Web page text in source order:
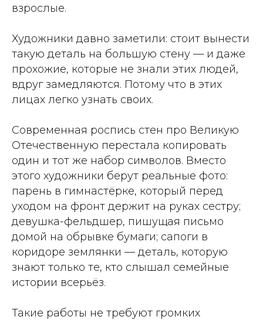
взрослые.
Художники давно заметили: стоит вынести
такую деталь на большую стену — и даже
прохожие, которые не знали этих людей,
вдруг замедляются. Потому что в этих
лицах легко узнать своих.
Современная роспись стен про Великую
Отечественную перестала копировать
один и тот же набор символов. Вместо
этого художники берут реальные фото:
парень в гимнастёрке, который перед
уходом на фронт держит на руках сестру;
девушка-фельдшер, пишущая письмо
домой на обрывке бумаги; сапоги в
коридоре землянки — деталь, которую
знают только те, кто слышал семейные
истории всерьёз.
Такие работы не требуют громких